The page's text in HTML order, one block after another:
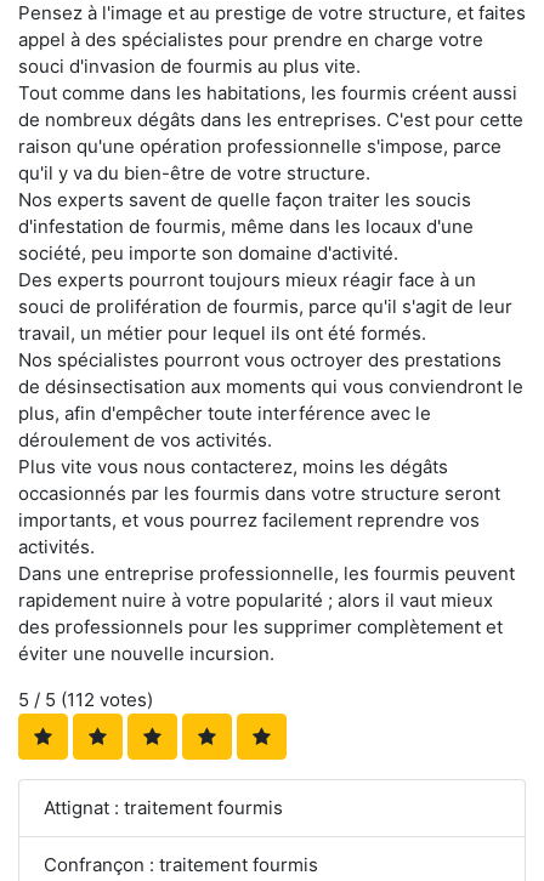
Pensez à l'image et au prestige de votre structure, et faites
appel à des spécialistes pour prendre en charge votre
souci d'invasion de fourmis au plus vite.
Tout comme dans les habitations, les fourmis créent aussi
de nombreux dégâts dans les entreprises. C'est pour cette
raison qu'une opération professionnelle s'impose, parce
qu'il y va du bien-être de votre structure.
Nos experts savent de quelle façon traiter les soucis
d'infestation de fourmis, même dans les locaux d'une
société, peu importe son domaine d'activité.
Des experts pourront toujours mieux réagir face à un
souci de prolifération de fourmis, parce qu'il s'agit de leur
travail, un métier pour lequel ils ont été formés.
Nos spécialistes pourront vous octroyer des prestations
de désinsectisation aux moments qui vous conviendront le
plus, afin d'empêcher toute interférence avec le
déroulement de vos activités.
Plus vite vous nous contacterez, moins les dégâts
occasionnés par les fourmis dans votre structure seront
importants, et vous pourrez facilement reprendre vos
activités.
Dans une entreprise professionnelle, les fourmis peuvent
rapidement nuire à votre popularité ; alors il vaut mieux
des professionnels pour les supprimer complètement et
éviter une nouvelle incursion.
5 / 5 (112 votes)
Attignat : traitement fourmis
Confrançon : traitement fourmis